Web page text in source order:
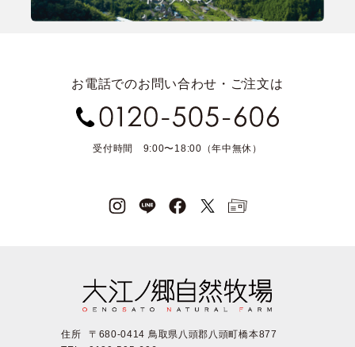
お電話でのお問い合わせ・ご注文は
受付時間 9:00〜18:00（年中無休）
住所
〒680-0414 鳥取県八頭郡八頭町橋本877